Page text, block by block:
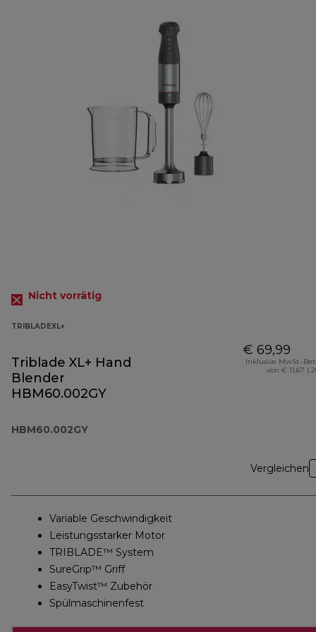
Nicht vorrätig
TRIBLADEXL+
Triblade XL+ Hand
Blender
HBM60.002GY
HBM60.002GY
€ 69,99
Inklusive MwSt.-
von € 11,67 (
Vergleichen
Variable Geschwindigkeit
Leistungsstarker Motor
TRIBLADE™ System
SureGrip™ Griff
EasyTwist™ Zubehör
Spülmaschinenfest